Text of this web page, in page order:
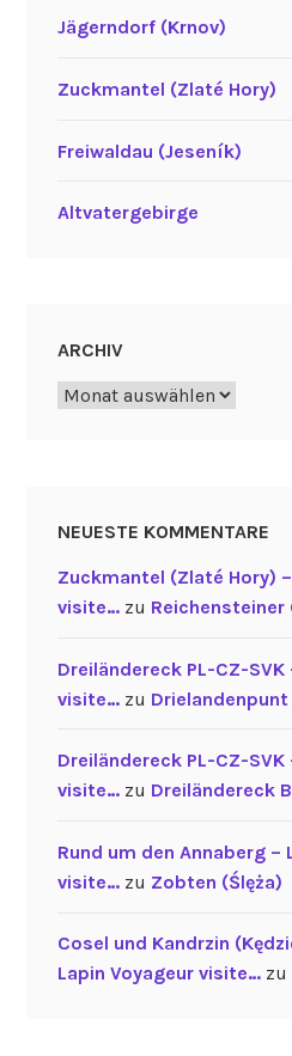
Jägerndorf (Krnov)
Zuckmantel (Zlaté Hory)
Freiwaldau (Jeseník)
Altvatergebirge
ARCHIV
Archiv
NEUESTE KOMMENTARE
Zuckmantel (Zlaté Hory)
visite…zu Reichensteiner
Dreiländereck PL-CZ-SVK
visite…zu Drielandenpunt
Dreiländereck PL-CZ-SVK
visite…zu Dreiländereck
Rund um den Annaberg –
visite…zu Zobten (Ślęża)
Cosel und Kandrzin
Lapin Voyageur visite…zu